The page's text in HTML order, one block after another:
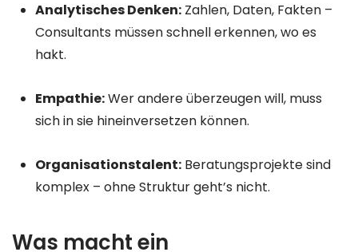
Analytisches Denken:Zahlen, Daten, Fakten –
Consultants müssen schnell erkennen, wo es
hakt.
Empathie:Wer andere überzeugen will, muss
sich in sie hineinversetzen können.
Organisationstalent:Beratungsprojekte sind
komplex – ohne Struktur geht’s nicht.
Was macht ein